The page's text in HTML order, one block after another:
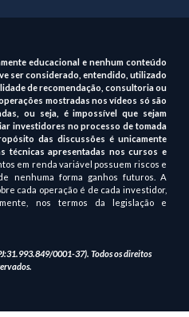
educacional e nenhum conteúdo
ser considerado, entendido, utilizado
de recomendação, consultoria ou
mostradas nos vídeos só são
ou seja, é impossível que sejam
investidores no processo de tomada
das discussões é unicamente
técnicas apresentadas nos cursos e
em renda variável possuem riscos e
nenhuma forma ganhos futuros. A
cada operação é de cada investidor,
nos termos da legislação e
0001-37). Todos os direitos